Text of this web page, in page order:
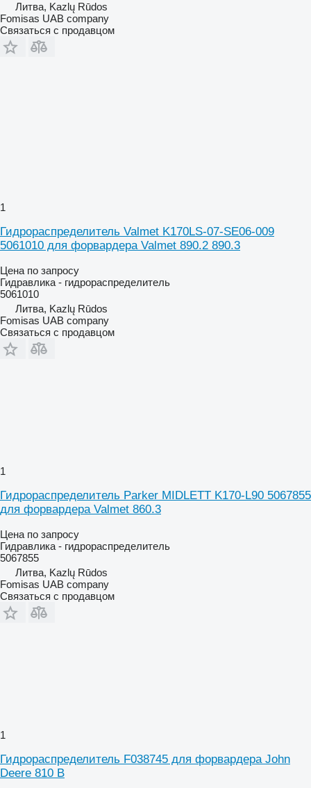
Литва, Kazlų Rūdos
Fomisas UAB company
Связаться с продавцом
1
Гидрораспределитель Valmet K170LS-07-SE06-009
5061010 для форвардера Valmet 890.2 890.3
Цена по запросу
Гидравлика - гидрораспределитель
5061010
Литва, Kazlų Rūdos
Fomisas UAB company
Связаться с продавцом
1
Гидрораспределитель Parker MIDLETT K170-L90 5067855
для форвардера Valmet 860.3
Цена по запросу
Гидравлика - гидрораспределитель
5067855
Литва, Kazlų Rūdos
Fomisas UAB company
Связаться с продавцом
1
Гидрораспределитель F038745 для форвардера John
Deere 810 B